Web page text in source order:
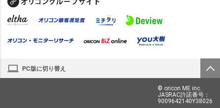
PC版に切り替え
© oricon ME inc.
JASRAC許諾番号：
9009642140Y38026